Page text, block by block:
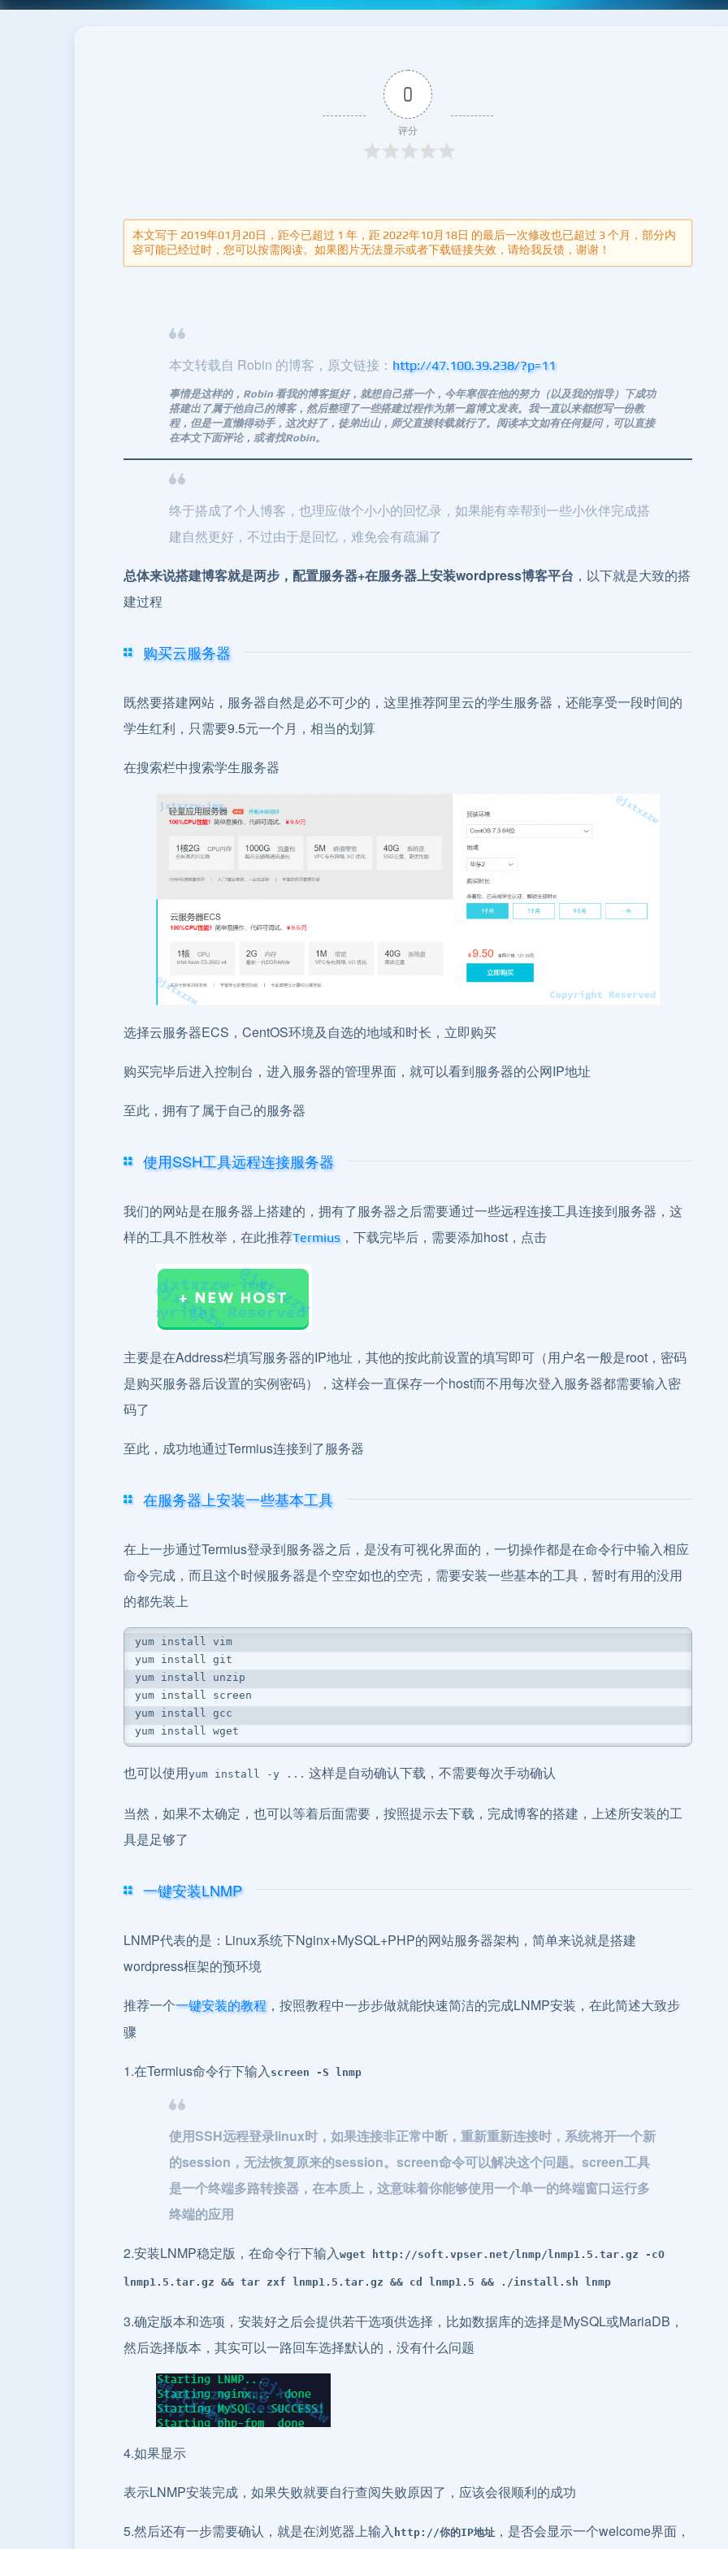
0
评分
本文写于 2019年01月20日，距今已超过 1 年，距 2022年10月18日 的最后一次修改也已超过 3 个月，部分内
容可能已经过时，您可以按需阅读。如果图片无法显示或者下载链接失效，请给我反馈，谢谢！
本文转载自 Robin 的博客，原文链接： http://47.100.39.238/?p=11
事情是这样的，Robin 看我的博客挺好，就想自己搭一个，今年寒假在他的努力（以及我的指导）下成功
搭建出了属于他自己的博客，然后整理了一些搭建过程作为第一篇博文发表。我一直以来都想写一份教
程，但是一直懒得动手，这次好了，徒弟出山，师父直接转载就行了。阅读本文如有任何疑问，可以直接
在本文下面评论，或者找Robin。
终于搭成了个人博客，也理应做个小小的回忆录，如果能有幸帮到一些小伙伴完成搭
建自然更好，不过由于是回忆，难免会有疏漏了
总体来说搭建博客就是两步，配置服务器+在服务器上安装wordpress博客平台 ，以下就是大致的搭
建过程
购买云服务器
既然要搭建网站，服务器自然是必不可少的，这里推荐阿里云的学生服务器，还能享受一段时间的
学生红利，只需要9.5元一个月，相当的划算
在搜索栏中搜索学生服务器
选择云服务器ECS，CentOS环境及自选的地域和时长，立即购买
购买完毕后进入控制台，进入服务器的管理界面，就可以看到服务器的公网IP地址
至此，拥有了属于自己的服务器
使用SSH工具远程连接服务器
我们的网站是在服务器上搭建的，拥有了服务器之后需要通过一些远程连接工具连接到服务器，这
样的工具不胜枚举，在此推荐Termius，下载完毕后，需要添加host，点击
主要是在Address栏填写服务器的IP地址，其他的按此前设置的填写即可（用户名一般是root，密码
是购买服务器后设置的实例密码），这样会一直保存一个host而不用每次登入服务器都需要输入密
码了
至此，成功地通过Termius连接到了服务器
在服务器上安装一些基本工具
在上一步通过Termius登录到服务器之后，是没有可视化界面的，一切操作都是在命令行中输入相应
命令完成，而且这个时候服务器是个空空如也的空壳，需要安装一些基本的工具，暂时有用的没用
的都先装上
yum install vim
yum install git
yum install unzip
yum install screen
yum install gcc
yum install wget
也可以使用yum install -y ... 这样是自动确认下载，不需要每次手动确认
当然，如果不太确定，也可以等着后面需要，按照提示去下载，完成博客的搭建，上述所安装的工
具是足够了
一键安装LNMP
LNMP代表的是：Linux系统下Nginx+MySQL+PHP的网站服务器架构，简单来说就是搭建
wordpress框架的预环境
推荐一个一键安装的教程，按照教程中一步步做就能快速简洁的完成LNMP安装，在此简述大致步
骤
1.在Termius命令行下输入 screen -S lnmp
使用SSH远程登录linux时，如果连接非正常中断，重新重新连接时，系统将开一个新
的session，无法恢复原来的session。screen命令可以解决这个问题。screen工具
是一个终端多路转接器，在本质上，这意味着你能够使用一个单一的终端窗口运行多
终端的应用
2.安装LNMP稳定版，在命令行下输入wget http://soft.vpser.net/lnmp/lnmp1.5.tar.gz -cO
lnmp1.5.tar.gz && tar zxf lnmp1.5.tar.gz && cd lnmp1.5 && ./install.sh lnmp
3.确定版本和选项，安装好之后会提供若干选项供选择，比如数据库的选择是MySQL或MariaDB，
然后选择版本，其实可以一路回车选择默认的，没有什么问题
4.如果显示
表示LNMP安装完成，如果失败就要自行查阅失败原因了，应该会很顺利的成功
5.然后还有一步需要确认，就是在浏览器上输入 http://你的IP地址 ，是否会显示一个welcome界面，